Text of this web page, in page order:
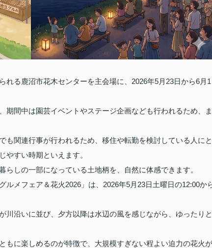
れる鹿沼市花木センターを主会場に、2026年5月23日から6月1
期間中は園芸イベントやステージ企画なども行われるため、ま
も関連行事が行われるため、移住や転勤を検討している人にと
やすい時期といえます。
しの一部になっている土地柄を、自然に体感できます。
メフェア＆花火2026」は、2026年5月23日土曜日の12:00か
川沿いに並び、夕方以降は水辺の風を感じながら、ゆったりと
もに楽しめるのが特徴で、大規模すぎない程よい迫力の花火が